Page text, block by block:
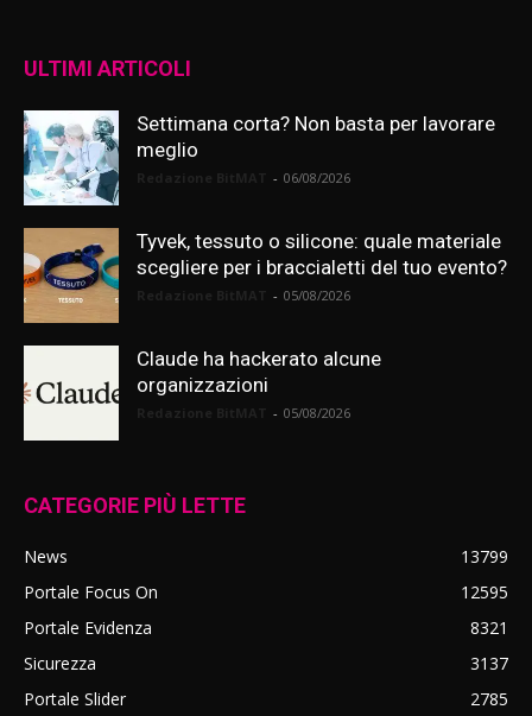
ULTIMI ARTICOLI
Settimana corta? Non basta per lavorare
meglio
- 06/08/2026
Tyvek, tessuto o silicone: quale materiale
scegliere per i braccialetti del tuo evento?
- 05/08/2026
Claude ha hackerato alcune
organizzazioni
- 05/08/2026
CATEGORIE PIÙ LETTE
News
13799
Portale Focus On
12595
Portale Evidenza
8321
Sicurezza
3137
Portale Slider
2785